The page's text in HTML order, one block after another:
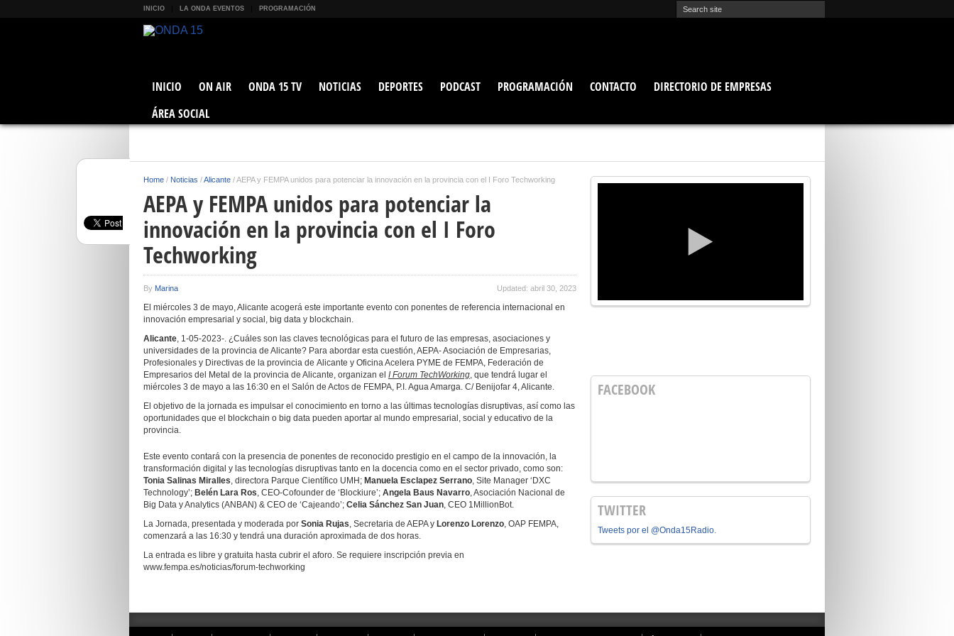
INICIO LA ONDA EVENTOS PROGRAMACIÓN
INICIO ON AIR ONDA 15 TV NOTICIAS DEPORTES PODCAST PROGRAMACIÓN CONTACTO
DIRECTORIO DE EMPRESAS
ÁREA SOCIAL
Home / Noticias /Alicante /AEPA y FEMPA unidos para potenciar la innovación en la provincia con el I Foro Techworking
AEPA y FEMPA unidos para potenciar la
innovación en la provincia con el I Foro
Techworking
By Marina Updated: abril 30, 2023
El miércoles 3 de mayo, Alicante acogerá este importante evento con ponentes de referencia internacional en
innovación empresarial y social, big data y blockchain.
Alicante, 1-05-2023-. ¿Cuáles son las claves tecnológicas para el futuro de las empresas, asociaciones y
universidades de la provincia de Alicante? Para abordar esta cuestión, AEPA- Asociación de Empresarias,
Profesionales y Directivas de la provincia de Alicante y Oficina Acelera PYME de FEMPA, Federación de
Empresarios del Metal de la provincia de Alicante, organizan el I Forum TechWorking, que tendrá lugar el
miércoles 3 de mayo a las 16:30 en el Salón de Actos de FEMPA, P.I. Agua Amarga. C/ Benijofar 4, Alicante.
El objetivo de la jornada es impulsar el conocimiento en torno a las últimas tecnologías disruptivas, así como las
oportunidades que el blockchain o big data pueden aportar al mundo empresarial, social y educativo de la
provincia.
Este evento contará con la presencia de ponentes de reconocido prestigio en el campo de la innovación, la
transformación digital y las tecnologías disruptivas tanto en la docencia como en el sector privado, como son:
Tonia Salinas Miralles, directora Parque Científico UMH; Manuela Esclapez Serrano, Site Manager ‘DXC
Technology’; Belén Lara Ros, CEO-Cofounder de ‘Blockiure’; Angela Baus Navarro, Asociación Nacional de
Big Data y Analytics (ANBAN) & CEO de ‘Cajeando’; Celia Sánchez San Juan, CEO 1MillionBot.
La Jornada, presentada y moderada por Sonia Rujas, Secretaria de AEPA y Lorenzo Lorenzo, OAP FEMPA,
comenzará a las 16:30 y tendrá una duración aproximada de dos horas.
La entrada es libre y gratuita hasta cubrir el aforo. Se requiere inscripción previa en
www.fempa.es/noticias/forum-techworking
FACEBOOK
TWITTER
Tweets por el @Onda15Radio.